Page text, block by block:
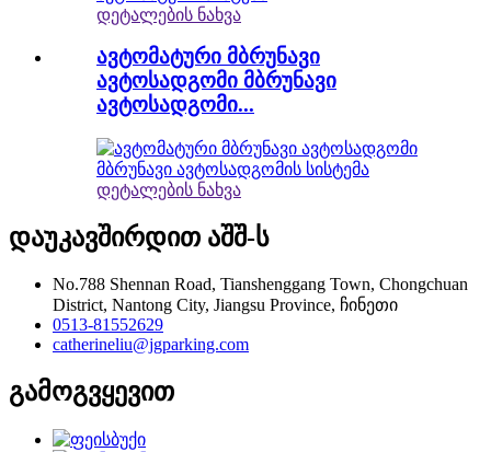
დეტალების ნახვა
ავტომატური მბრუნავი
ავტოსადგომი მბრუნავი
ავტოსადგომი...
დეტალების ნახვა
დაუკავშირდით აშშ-ს
No.788 Shennan Road, Tianshenggang Town, Chongchuan
District, Nantong City, Jiangsu Province, ჩინეთი
0513-81552629
catherineliu@jgparking.com
გამოგვყევით